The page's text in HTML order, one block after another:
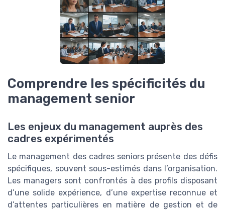
Comprendre les spécificités du
management senior
Les enjeux du management auprès des
cadres expérimentés
Le management des cadres seniors présente des défis
spécifiques, souvent sous-estimés dans l’organisation.
Les managers sont confrontés à des profils disposant
d’une solide expérience, d’une expertise reconnue et
d’attentes particulières en matière de gestion et de